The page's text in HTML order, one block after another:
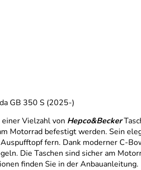
GB 350 S (2025-)
Vielzahl von Hepco&Becker
Motorrad befestigt werden. Sein
fern. Dank moderner C-
Die Taschen sind sicher am
finden Sie in der Anbauanleitung.